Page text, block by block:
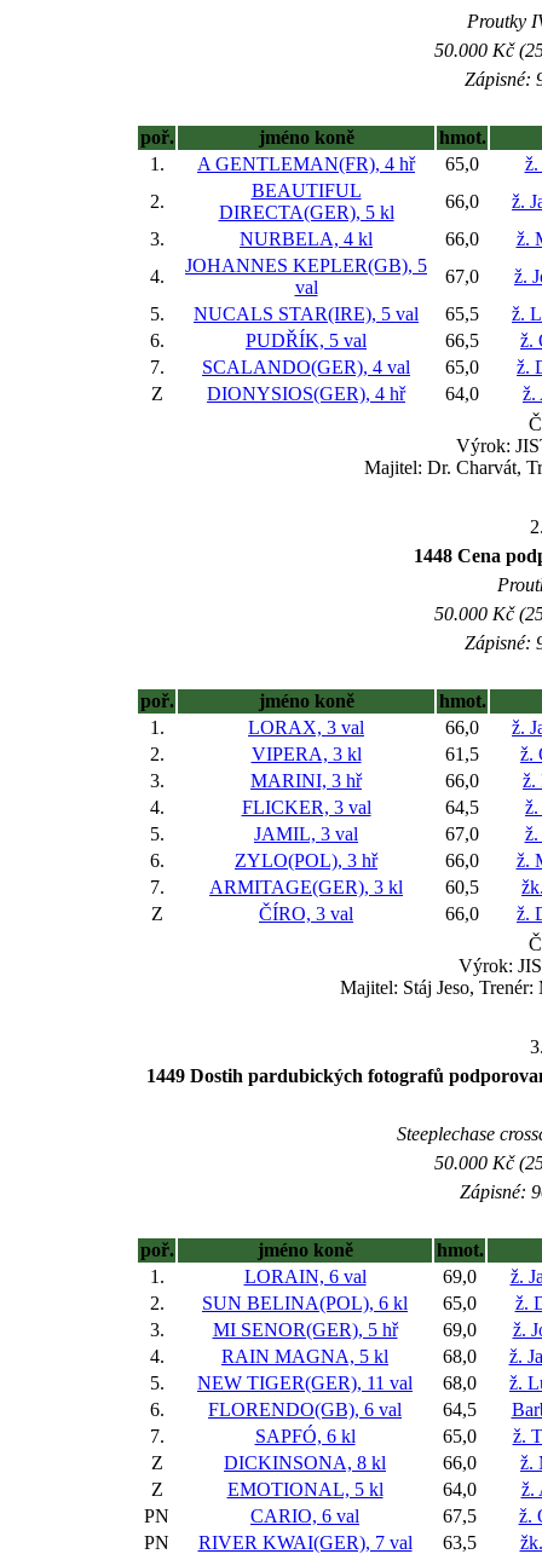
Proutky
50.000 Kč
Zápisné:
poř. jméno koně
hmot.
1.
A GENTLEMAN(FR), 4 hř 65,0
ž.
2.
BEAUTIFUL
DIRECTA(GER), 5 kl
66,0
ž.
3.
NURBELA, 4 kl 66,0
ž.
4.
JOHANNES KEPLER(GB), 5
val
67,0
ž.
5.
NUCALS STAR(IRE), 5 val 65,5
ž.
6.
PUDŘÍK, 5 val 66,5
ž.
7.
SCALANDO(GER), 4 val 65,0
ž.
Z
DIONYSIOS(GER), 4 hř 64,0
ž.
Výrok:
Majitel: Dr. Charvát,
1448 Cena
50.000 Kč
Zápisné:
poř. jméno koně
hmot.
1.
LORAX, 3 val 66,0
ž.
2.
VIPERA, 3 kl 61,5
ž.
3.
MARINI, 3 hř 66,0
ž.
4.
FLICKER, 3 val 64,5
ž.
5.
JAMIL, 3 val 67,0
ž.
6.
ZYLO(POL), 3 hř 66,0
ž.
7.
ARMITAGE(GER), 3 kl 60,5
Z
ČÍRO, 3 val 66,0
ž.
Výrok:
Majitel: Stáj Jeso,
1449 Dostih pardubických fotografů
Steeplechase
50.000 Kč
Zápisné:
poř. jméno koně
hmot.
1.
LORAIN, 6 val 69,0
ž.
2.
SUN BELINA(POL), 6 kl 65,0
ž.
3.
MI SENOR(GER), 5 hř 69,0
ž.
4.
RAIN MAGNA, 5 kl 68,0
ž.
5.
NEW TIGER(GER), 11 val 68,0
ž.
6.
FLORENDO(GB), 6 val 64,5
7.
SAPFÓ, 6 kl 65,0
ž.
Z
DICKINSONA, 8 kl 66,0
ž.
Z
EMOTIONAL, 5 kl 64,0
ž.
PN
CARIO, 6 val 67,5
ž.
PN
RIVER KWAI(GER), 7 val 63,5